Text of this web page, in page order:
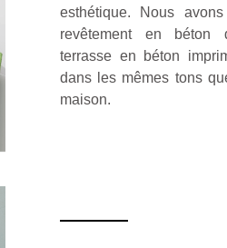
esthétique. Nous
revêtement en béton
terrasse en béton
dans les mêmes tons
maison.